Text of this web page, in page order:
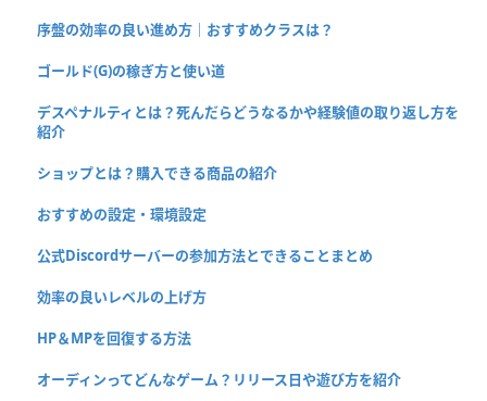
序盤の効率の良い進め方｜おすすめクラスは？
ゴールド(G)の稼ぎ方と使い道
デスペナルティとは？死んだらどうなるかや経験値の取り返し方を
紹介
ショップとは？購入できる商品の紹介
おすすめの設定・環境設定
公式Discordサーバーの参加方法とできることまとめ
効率の良いレベルの上げ方
HP＆MPを回復する方法
オーディンってどんなゲーム？リリース日や遊び方を紹介